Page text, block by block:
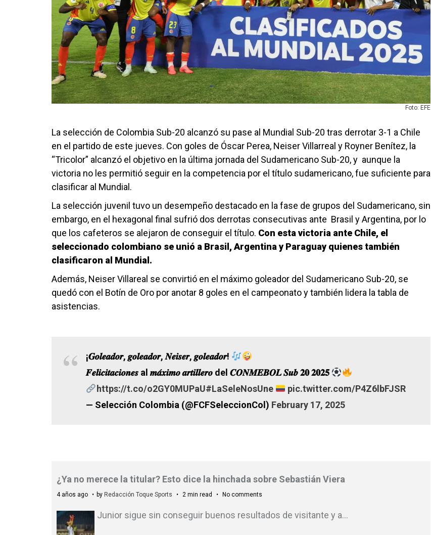
Foto: EFE
La selección de Colombia Sub-20 alcanzó su pase al Mundial Sub-20 tras derrotar 3-1 a Chile
en el partido de este jueves. Con goles de Óscar Perea, Neiser Villarreal y Royner Benítez, la
“Tricolor” alcanzó el objetivo en la última jornada del Sudamericano Sub-20, y aunque la
victoria no les permitió seguir en la competencia por el título sudamericano, fue suficiente para
clasificar al Mundial.
La selección juvenil tuvo un desempeño destacado en la fase de grupos del Sudamericano, sin
embargo, en el hexagonal final sufrió dos derrotas consecutivas ante Brasil y Argentina, por lo
que los cafeteros se alejaron de conseguir el título. Con esta victoria ante Chile, el
seleccionado colombiano se unió a Brasil, Argentina y Paraguay quienes también
clasificaron al Mundial.
Además, Neiser Villareal se convirtió en el máximo goleador del Sudamericano Sub-20, se
quedó con el Botín de Oro por anotar 8 goles en el campeonato y también lidera la tabla de
asistencias.
¡𝑮𝒐𝒍𝒆𝒂𝒅𝒐𝒓, 𝒈𝒐𝒍𝒆𝒂𝒅𝒐𝒓, 𝑵𝒆𝒊𝒔𝒆𝒓, 𝒈𝒐𝒍𝒆𝒂𝒅𝒐𝒓!
𝑭𝒆𝒍𝒊𝒄𝒊𝒕𝒂𝒄𝒊𝒐𝒏𝒆𝒔 al 𝒎𝒂́𝒙𝒊𝒎𝒐 𝒂𝒓𝒕𝒊𝒍𝒍𝒆𝒓𝒐 del 𝑪𝑶𝑵𝑴𝑬𝑩𝑶𝑳 𝑺𝒖𝒃 𝟐𝟎 𝟐𝟎𝟐𝟓
https://t.co/o2GY0MUPaU#LaSeleNosUne
pic.twitter.com/P4Z6lbFJSR
— Selección Colombia (@FCFSeleccionCol) February 17, 2025
¿Ya no merece la titular? Esto dice la hinchada sobre Sebastián Viera
4 años ago by Redacción Toque Sports 2 min read No comments
Junior sigue sin conseguir buenos resultados de visitante y a…